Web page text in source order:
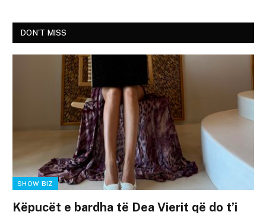
DON'T MISS
SHOW BIZ
Këpucët e bardha të Dea Vierit që do t’i